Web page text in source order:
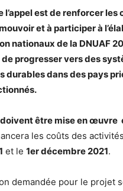
l’appel est de renforcer
et à participer à
nationaux de la DNUAF
progresser vers des
durables dans des pays
être mise en œuvre
les coûts des
et le 1er décembre 2021.
demandée pour le projet